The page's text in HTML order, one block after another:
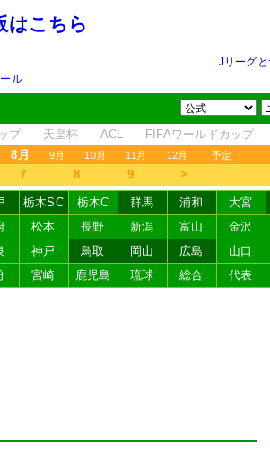
はこちら
Jリーグ
ル
プ 天皇杯 ACL FIFAワールドカップ
8月 9月 10月 11月 12月 予定
7 8 9 ＞
栃木SC 栃木C 群馬 浦和 大宮
松本 長野 新潟 富山 金沢
神戸 鳥取 岡山 広島 山口
宮崎 鹿児島 琉球 総合 代表